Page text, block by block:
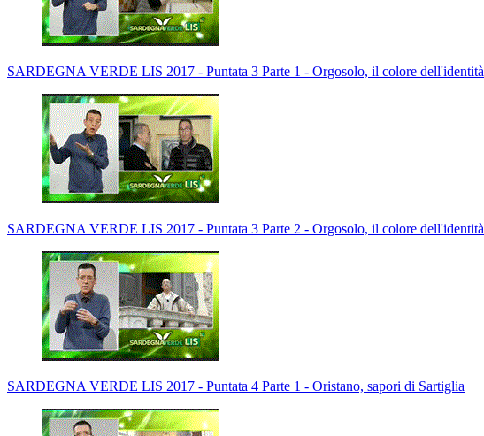
SARDEGNA VERDE LIS 2017 - Puntata 3 Parte 1 - Orgosolo, il colore dell'identità
SARDEGNA VERDE LIS 2017 - Puntata 3 Parte 2 - Orgosolo, il colore dell'identità
SARDEGNA VERDE LIS 2017 - Puntata 4 Parte 1 - Oristano, sapori di Sartiglia